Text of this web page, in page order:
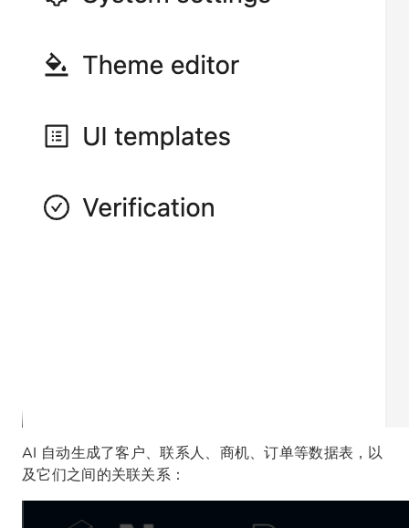
AI 自动生成了客户、联系人、商机、订单等数据表，以
及它们之间的关联关系：